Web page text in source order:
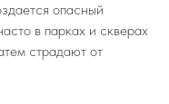
опасный
в парках и скверах
страдают от